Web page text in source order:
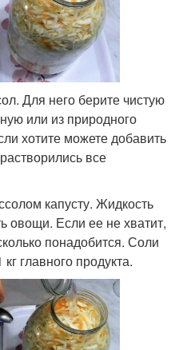
Для него берите чистую
или из природного
хотите можете добавить
все
капусту. Жидкость
овощи. Если ее не хватит,
понадобится. Соли
главного продукта.